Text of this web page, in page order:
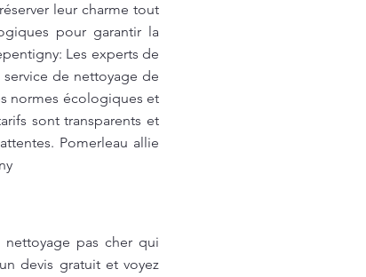
leur charme tout
pour garantir la
Les experts de
de nettoyage de
normes écologiques et
sont transparents et
Pomerleau allie
nettoyage pas cher qui
devis gratuit et voyez